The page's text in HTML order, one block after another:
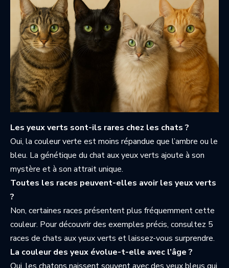
Les yeux verts sont-ils rares chez les chats ?
Oui, la couleur verte est moins répandue que l’ambre ou le
bleu. La génétique du chat aux yeux verts ajoute à son
mystère et à son attrait unique.
Toutes les races peuvent-elles avoir les yeux verts
?
Non, certaines races présentent plus fréquemment cette
couleur. Pour découvrir des exemples précis, consultez 5
races de chats aux yeux verts et laissez-vous surprendre.
La couleur des yeux évolue-t-elle avec l’âge ?